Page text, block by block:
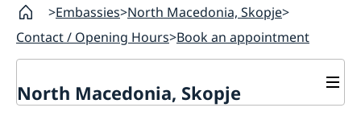
Embassies North Macedonia, Skopje
Contact / Opening Hours Book an appointment
North Macedonia, Skopje